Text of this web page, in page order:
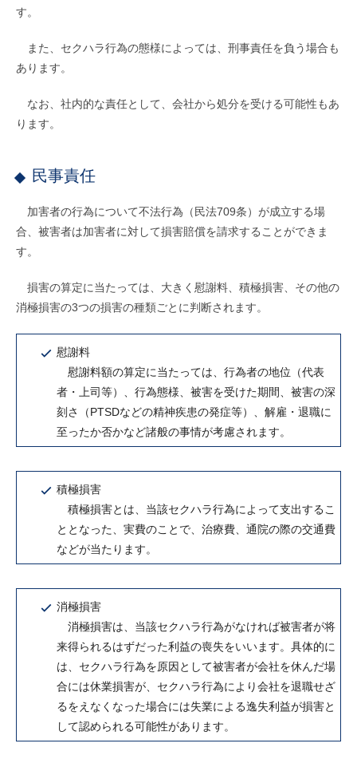
す。
また、セクハラ行為の態様によっては、刑事責任を負う場合も
あります。
なお、社内的な責任として、会社から処分を受ける可能性もあ
ります。
民事責任
加害者の行為について不法行為（民法709条）が成立する場
合、被害者は加害者に対して損害賠償を請求することができま
す。
損害の算定に当たっては、大きく慰謝料、積極損害、その他の
消極損害の3つの損害の種類ごとに判断されます。
慰謝料
慰謝料額の算定に当たっては、行為者の地位（代表
者・上司等）、行為態様、被害を受けた期間、被害の深
刻さ（PTSDなどの精神疾患の発症等）、解雇・退職に
至ったか否かなど諸般の事情が考慮されます。
積極損害
積極損害とは、当該セクハラ行為によって支出するこ
ととなった、実費のことで、治療費、通院の際の交通費
などが当たります。
消極損害
消極損害は、当該セクハラ行為がなければ被害者が将
来得られるはずだった利益の喪失をいいます。具体的に
は、セクハラ行為を原因として被害者が会社を休んだ場
合には休業損害が、セクハラ行為により会社を退職せざ
るをえなくなった場合には失業による逸失利益が損害と
して認められる可能性があります。